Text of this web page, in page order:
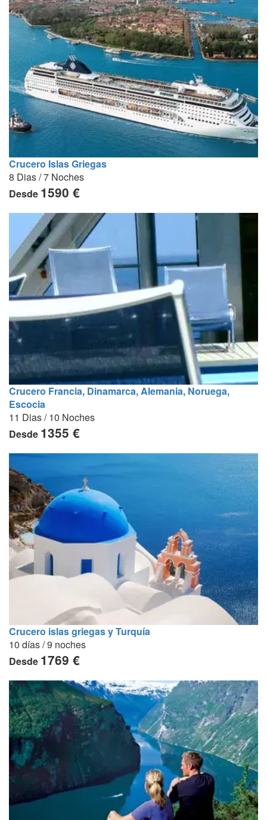
Crucero Islas Griegas
8 Dias / 7 Noches
Desde 1590 €
Crucero Francia, Dinamarca, Alemania, Noruega,
Escocia
11 Dias / 10 Noches
Desde 1355 €
Crucero islas griegas y Turquía
10 días / 9 noches
Desde 1769 €